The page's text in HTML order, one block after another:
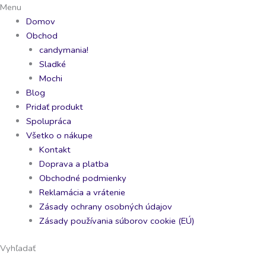
Preskočiť
obsah
Menu
Domov
Obchod
candymania!
Sladké
Mochi
Blog
Pridať produkt
Spolupráca
Všetko o nákupe
Kontakt
Doprava a platba
Obchodné podmienky
Reklamácia a vrátenie
Zásady ochrany osobných údajov
Zásady používania súborov cookie (EÚ)
Vyhľadať